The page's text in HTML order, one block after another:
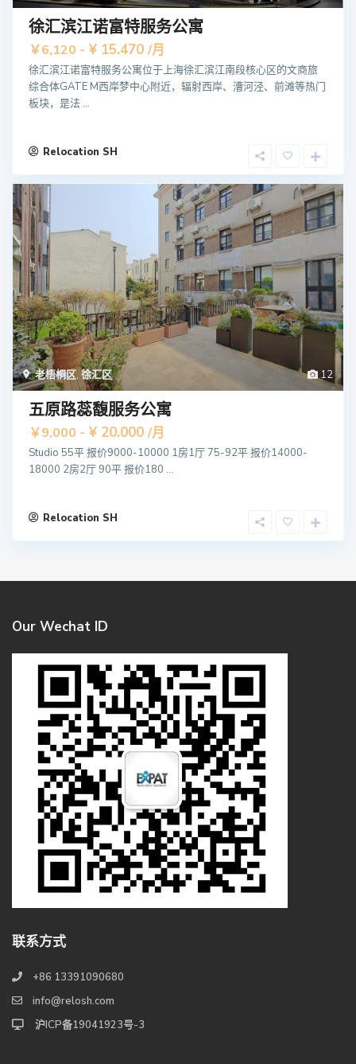
徐汇滨江诺富特服务公寓
￥6,120 - ¥ 15.470 /月
徐汇滨江诺富特服务公寓位于上海徐汇滨江南段核心区的文商旅
综合体GATE M西岸梦中心附近，辐射西岸、漕河泾、前滩等热门
板块，是法 ...
Relocation SH
12
老梧桐区,徐汇区
五原路蕊馥服务公寓
￥9,000 - ¥ 20.000 /月
Studio 55平 报价9000-10000 1房1厅 75-92平 报价14000-
18000 2房2厅 90平 报价180 ...
Relocation SH
Our Wechat ID
联系方式
+86 13391090680
info@relosh.com
沪ICP备19041923号-3